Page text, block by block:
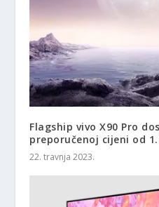
Flagship vivo X90 Pro
preporučenoj cijeni od
22. travnja 2023.